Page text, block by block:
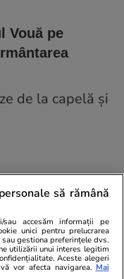
Vouă pe
de la capelă și
să rămână
sau accesăm informații pe
unici pentru prelucrarea
gestiona preferințele dvs.
utilizării unui interes legitim
Aceste alegeri
vor afecta navigarea. Mai